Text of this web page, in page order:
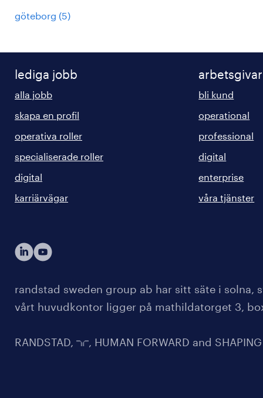
göteborg (5)
lediga jobb
alla jobb
skapa en profil
operativa roller
specialiserade roller
digital
karriärvägar
bli kund
operational
professional
digital
enterprise
våra tjänster
randstad sweden group ab har sitt säte i solna,
vårt huvudkontor ligger på mathildatorget 3,
RANDSTAD, , HUMAN FORWARD and